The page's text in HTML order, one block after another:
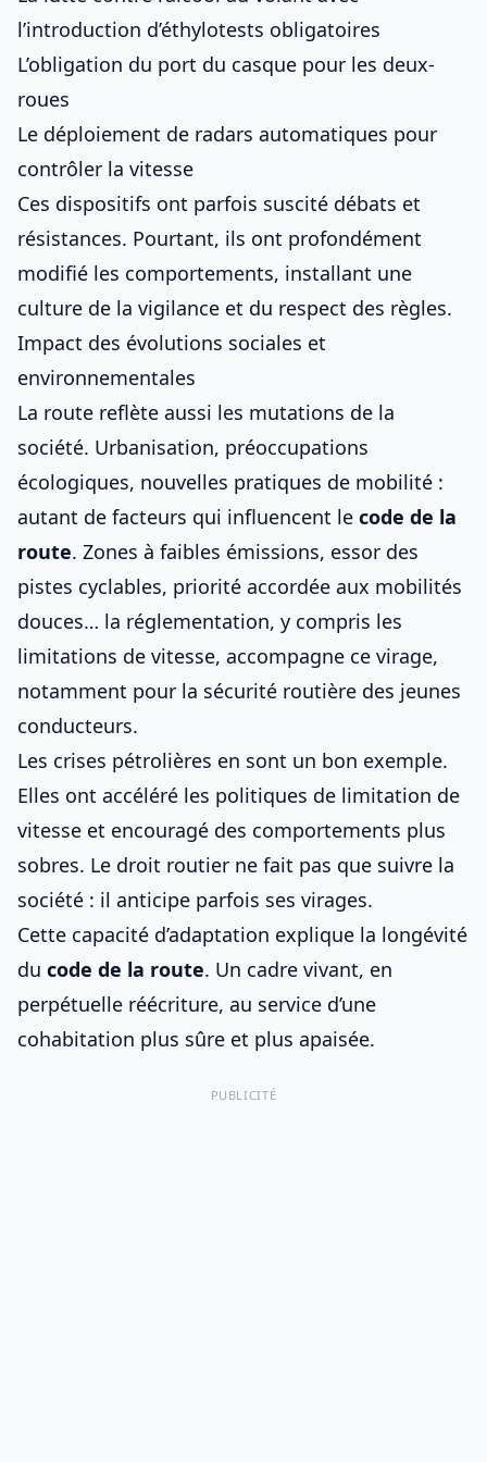
l’introduction d’éthylotests obligatoires
L’obligation du port du casque pour les deux-
roues
Le déploiement de radars automatiques pour
contrôler la vitesse
Ces dispositifs ont parfois suscité débats et
résistances. Pourtant, ils ont profondément
modifié les comportements, installant une
culture de la vigilance et du respect des règles.
Impact des évolutions sociales et
environnementales
La route reflète aussi les mutations de la
société. Urbanisation, préoccupations
écologiques, nouvelles pratiques de mobilité :
autant de facteurs qui influencent le code de la
route. Zones à faibles émissions, essor des
pistes cyclables, priorité accordée aux mobilités
douces… la réglementation, y compris les
limitations de vitesse, accompagne ce virage,
notamment pour la sécurité routière des jeunes
conducteurs.
Les crises pétrolières en sont un bon exemple.
Elles ont accéléré les politiques de limitation de
vitesse et encouragé des comportements plus
sobres. Le droit routier ne fait pas que suivre la
société : il anticipe parfois ses virages.
Cette capacité d’adaptation explique la longévité
du code de la route. Un cadre vivant, en
perpétuelle réécriture, au service d’une
cohabitation plus sûre et plus apaisée.
PUBLICITÉ